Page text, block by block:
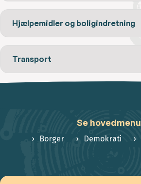
Hjælpemidler og boligindretning
Transport
Se hovedmenu
Borger Demokrati